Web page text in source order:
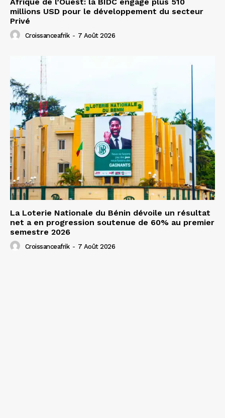
millions USD pour le développement du secteur
Privé
Croissanceafrik - 7 Août 2026
La Loterie Nationale du Bénin dévoile un résultat
net a en progression soutenue de 60% au premier
semestre 2026
Croissanceafrik - 7 Août 2026